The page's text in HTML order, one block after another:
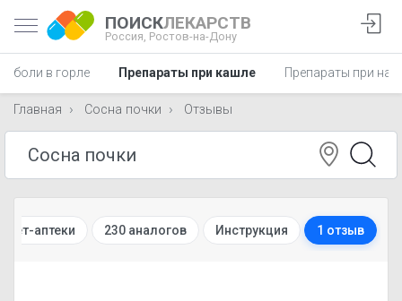
ПОИСКЛЕКАРСТВ
Россия, Ростов-на-Дону
боли в горле Препараты при кашле Препараты при
Главная Сосна почки Отзывы
аптеки 230 аналогов Инструкция 1 отзыв